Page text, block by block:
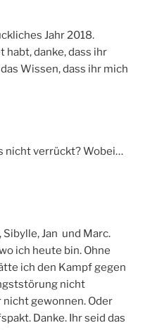
Jahr 2018.
habt, danke, dass ihr
Wissen, dass ihr mich
nicht verrückt? Wobei…
Jan und Marc.
ich heute bin. Ohne
ich den Kampf gegen
nicht
gewonnen. Oder
Danke. Ihr seid das